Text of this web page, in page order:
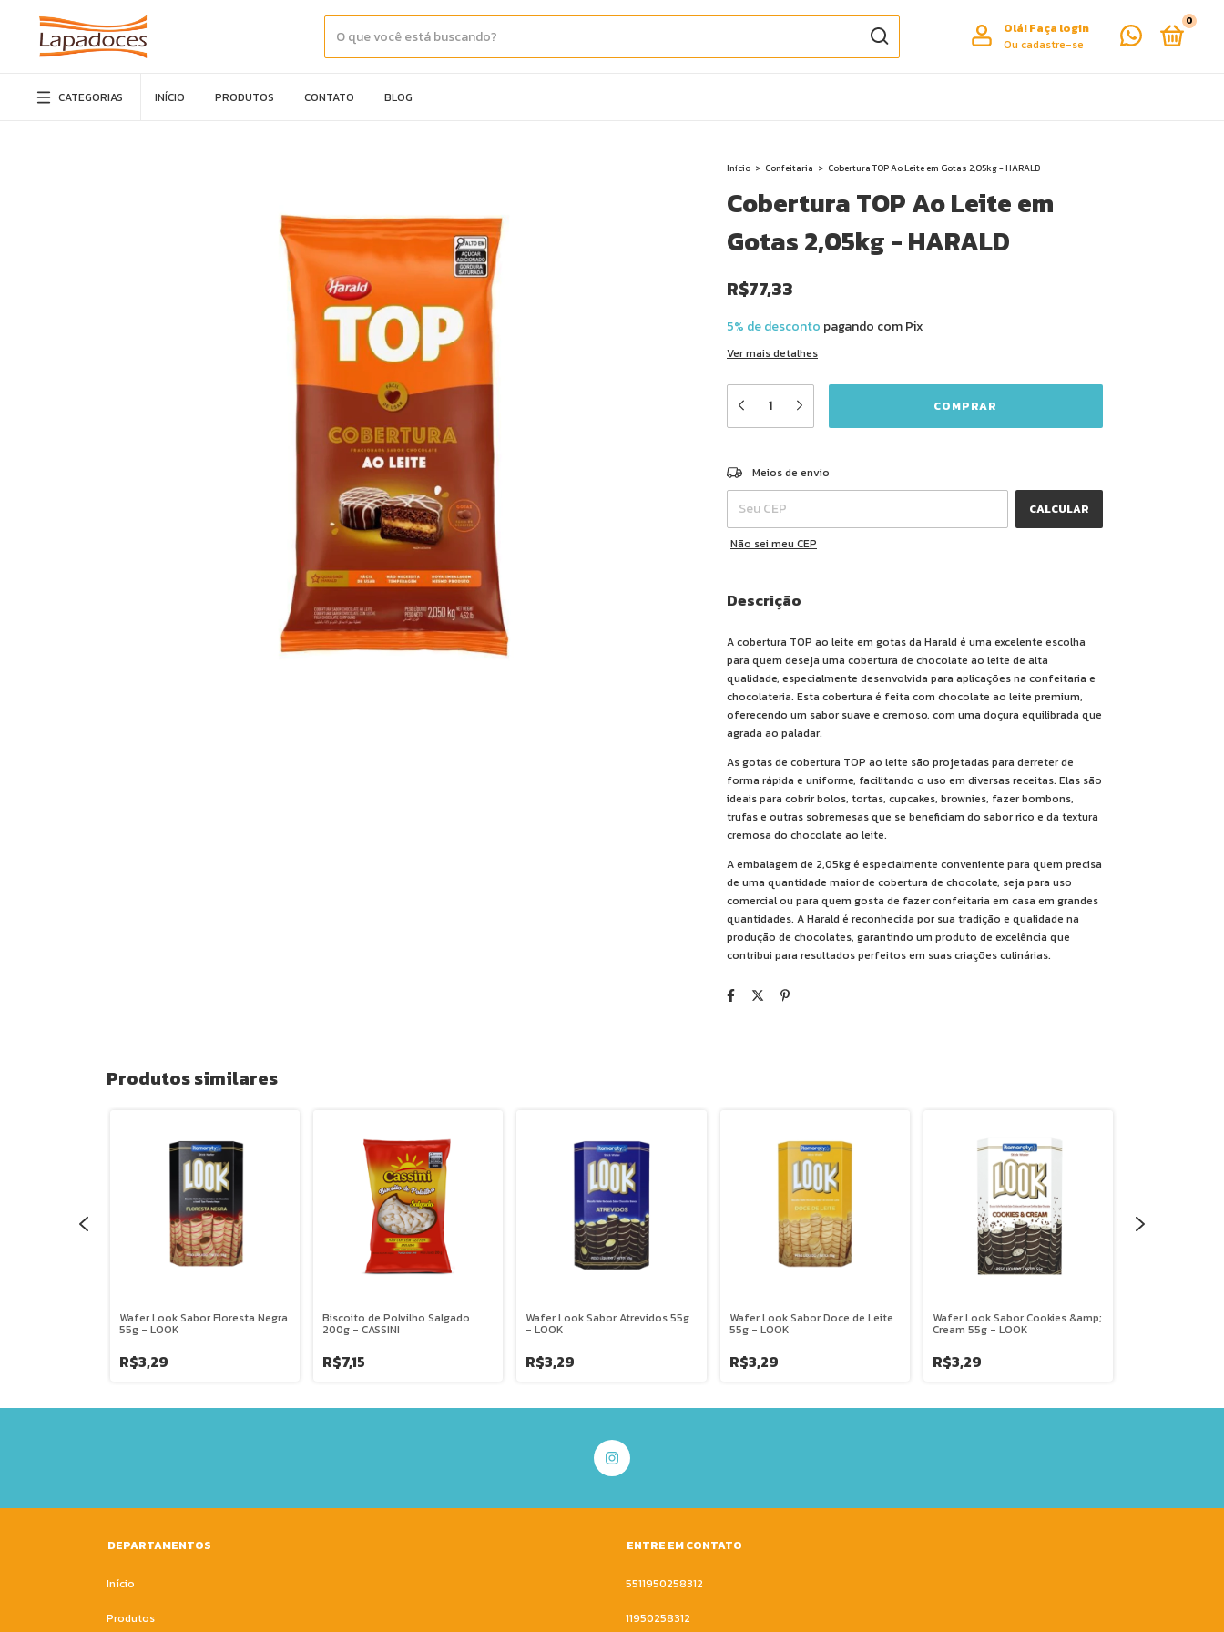
Olá!Faça login
Ou cadastre-se
0
CATEGORIAS INÍCIO PRODUTOS CONTATO BLOG
Início > Confeitaria > Cobertura TOP Ao Leite em Gotas 2,05kg - HARALD
Cobertura TOP Ao Leite em
Gotas 2,05kg - HARALD
R$77,33
5% de desconto pagando com Pix
Ver mais detalhes
Entregas para o CEP:
Meios de envio
CALCULAR
Não sei meu CEP
Descrição
A cobertura TOP ao leite em gotas da Harald é uma excelente escolha
para quem deseja uma cobertura de chocolate ao leite de alta
qualidade, especialmente desenvolvida para aplicações na confeitaria e
chocolateria. Esta cobertura é feita com chocolate ao leite premium,
oferecendo um sabor suave e cremoso, com uma doçura equilibrada que
agrada ao paladar.
As gotas de cobertura TOP ao leite são projetadas para derreter de
forma rápida e uniforme, facilitando o uso em diversas receitas. Elas são
ideais para cobrir bolos, tortas, cupcakes, brownies, fazer bombons,
trufas e outras sobremesas que se beneficiam do sabor rico e da textura
cremosa do chocolate ao leite.
A embalagem de 2,05kg é especialmente conveniente para quem precisa
de uma quantidade maior de cobertura de chocolate, seja para uso
comercial ou para quem gosta de fazer confeitaria em casa em grandes
quantidades. A Harald é reconhecida por sua tradição e qualidade na
produção de chocolates, garantindo um produto de excelência que
contribui para resultados perfeitos em suas criações culinárias.
Produtos similares
Wafer Look Sabor Floresta Negra
55g - LOOK
R$3,29
Biscoito de Polvilho Salgado
200g - CASSINI
R$7,15
Wafer Look Sabor Atrevidos 55g
- LOOK
R$3,29
Wafer Look Sabor Doce de Leite
55g - LOOK
R$3,29
Wafer Look Sabor Cookies &amp;
Cream 55g - LOOK
R$3,29
DEPARTAMENTOS
Início
Produtos
ENTRE EM CONTATO
5511950258312
11950258312